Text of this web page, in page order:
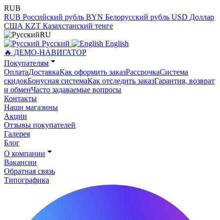
RUB
RUB Российский рубль BYN Белорусский рубль USD Доллар
США KZT Казахстанский тенге
RU
Русский
English
🔥 ДЕМО-НАВИГАТОР
Покупателям
ОплатаДоставкаКак оформить заказРассрочкаСистема
скидокБонусная системаКак отследить заказГарантия, возврат
и обменЧасто задаваемые вопросы
Контакты
Наши магазины
Акции
Отзывы покупателей
Галерея
Блог
О компании
Вакансии
Обратная связь
Типографика